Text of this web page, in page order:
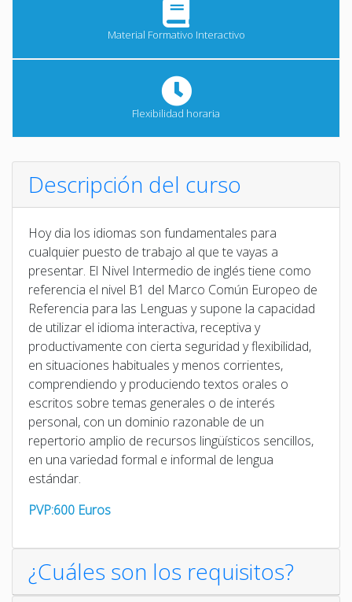
Material Formativo Interactivo
Flexibilidad horaria
Descripción del curso
Hoy dia los idiomas son fundamentales para
cualquier puesto de trabajo al que te vayas a
presentar. El Nivel Intermedio de inglés tiene como
referencia el nivel B1 del Marco Común Europeo de
Referencia para las Lenguas y supone la capacidad
de utilizar el idioma interactiva, receptiva y
productivamente con cierta seguridad y flexibilidad,
en situaciones habituales y menos corrientes,
comprendiendo y produciendo textos orales o
escritos sobre temas generales o de interés
personal, con un dominio razonable de un
repertorio amplio de recursos lingüísticos sencillos,
en una variedad formal e informal de lengua
estándar.
PVP:600 Euros
¿Cuáles son los requisitos?